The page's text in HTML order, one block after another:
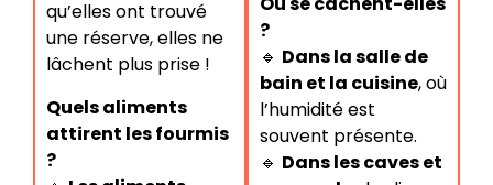
qu’elles ont trouvé
une réserve, elles ne
lâchent plus prise !
Quels aliments
attirent les fourmis
?
?
🔹 Dans la salle de
bain et la cuisine, où
l’humidité est
souvent présente.
🔹 Dans les caves et